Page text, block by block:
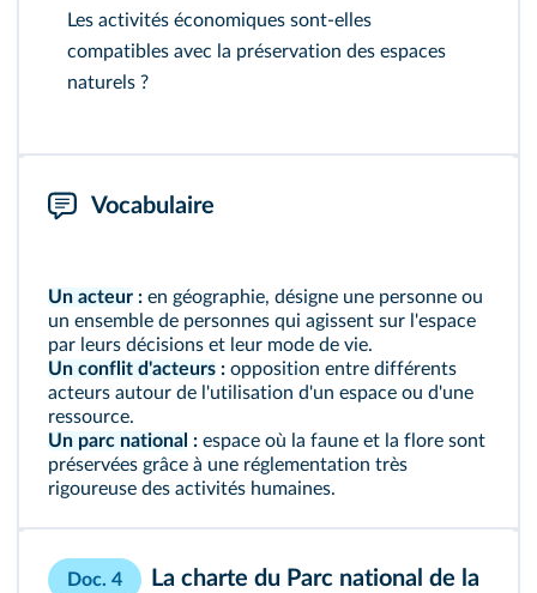
Les activités économiques sont-elles
compatibles avec la préservation des espaces
naturels ?
Vocabulaire
Un acteur : en géographie, désigne une personne ou
un ensemble de personnes qui agissent sur l'espace
par leurs décisions et leur mode de vie.
Un conflit d'acteurs : opposition entre différents
acteurs autour de l'utilisation d'un espace ou d'une
ressource.
Un parc national : espace où la faune et la flore sont
préservées grâce à une réglementation très
rigoureuse des activités humaines.
Doc. 4 La charte du Parc national de la